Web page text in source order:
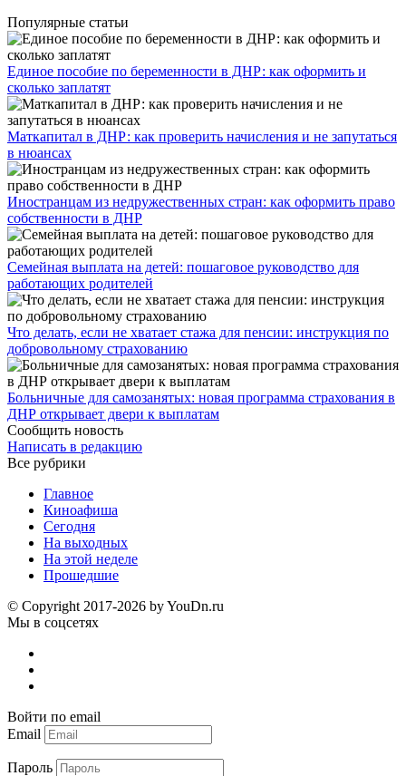
Популярные статьи
Единое пособие по беременности в ДНР: как оформить и
сколько заплатят
​Маткапитал в ДНР: как проверить начисления и не запутаться
в нюансах
Иностранцам из недружественных стран: как оформить право
собственности в ДНР
Семейная выплата на детей: пошаговое руководство для
работающих родителей
Что делать, если не хватает стажа для пенсии: инструкция по
добровольному страхованию
Больничные для самозанятых: новая программа страхования в
ДНР открывает двери к выплатам
Сообщить новость
Написать в редакцию
Все рубрики
Главное
Киноафиша
Сегодня
На выходных
На этой неделе
Прошедшие
© Copyright 2017-2026 by YouDn.ru
Мы в соцсетях
Войти по email
Email
Пароль